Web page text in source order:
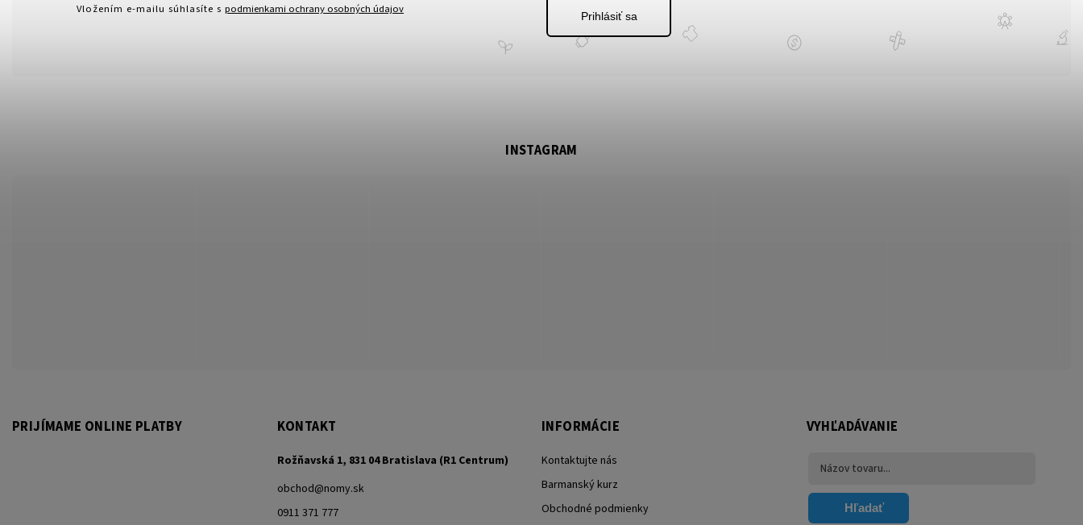
PRIJÍMAME ONLINE PLATBY KONTAKT
Rožňavská 1, 831 04 Bratislava (R1 Centrum)
obchod@nomy.sk
0911 371 777
INFORMÁCIE
Kontaktujte nás
Barmanský kurz
Obchodné podmienky
Vložením e-mailu súhlasíte s podmienkami ochrany osobných údajov
Prihlásiť sa
VYHĽADÁVANIE
Hľadať
INSTAGRAM